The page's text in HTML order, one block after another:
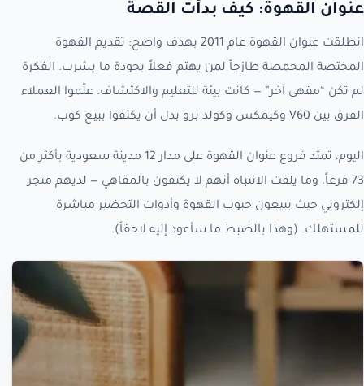
عنوان القهوة: كيف بدأت القصة
انطلقت عنوان القهوة عام 2011 بهدف واضح: تقديم القهوة
المختصة المحمصة طازجاً لمن يهتم فعلاً بجودة ما يشرب. الفكرة
لم تكن “مقهى آخر” — كانت بيئة للتعليم والاكتشاف. علّموا العملاء
الفرق بين V60 وكيمكس وكولد برو بدل أن يكتفوا ببيع كوب.
اليوم، تمتد فروع عنوان القهوة على مدار 12 مدينة سعودية بأكثر من
73 فرعاً. وما يلفت الانتباه أنهم لا يكتفون بالمقاهي — لديهم متجر
إلكتروني حيث يبيعون حبوب القهوة وأدوات التحضير مباشرة
للمستهلك. (وهذا بالضبط ما سأعود إليه لاحقاً).